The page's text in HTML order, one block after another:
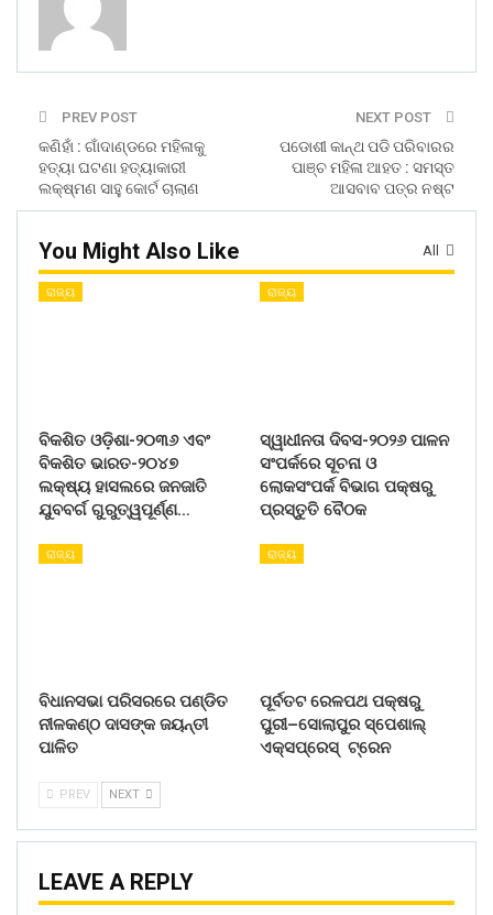
PREV POST
କଣିହାଁ : ଗାଁଦାଣ୍ଡରେ ମହିଳାକୁ
ହତ୍ୟା ଘଟଣା ହତ୍ୟାକାରୀ
ଲକ୍ଷ୍ମଣ ସାହୁ କୋର୍ଟ ଚାଲାଣ
NEXT POST
ପଡୋଶୀ କାନ୍ଥ ପଡି ପରିବାରର
ପାଞ୍ଚ ମହିଳା ଆହତ : ସମସ୍ତ
ଆସବାବ ପତ୍ର ନଷ୍ଟ
All
You Might Also Like
ରାଜ୍ୟ
ବିକଶିତ ଓଡ଼ିଶା-୨୦୩୬ ଏବଂ
ବିକଶିତ ଭାରତ-୨୦୪୭
ଲକ୍ଷ୍ୟ ହାସଲରେ ଜନଜାତି
ଯୁବବର୍ଗ ଗୁରୁତ୍ୱପୂର୍ଣ୍ଣ…
ରାଜ୍ୟ
ସ୍ୱାଧୀନତା ଦିବସ-୨୦୨୬ ପାଳନ
ସଂପର୍କରେ ସୂଚନା ଓ
ଲୋକସଂପର୍କ ବିଭାଗ ପକ୍ଷରୁ
ପ୍ରସ୍ତୁତି ବୈଠକ
ରାଜ୍ୟ
ବିଧାନସଭା ପରିସରରେ ପଣ୍ଡିତ
ନୀଳକଣ୍ଠ ଦାସଙ୍କ ଜୟନ୍ତୀ
ପାଳିତ
ରାଜ୍ୟ
ପୂର୍ବତଟ ରେଳପଥ ପକ୍ଷରୁ
ପୁରୀ–ସୋଲାପୁର ସ୍ପେଶାଲ୍
ଏକ୍ସପ୍ରେସ୍ ଟ୍ରେନ
PREV NEXT
LEAVE A REPLY